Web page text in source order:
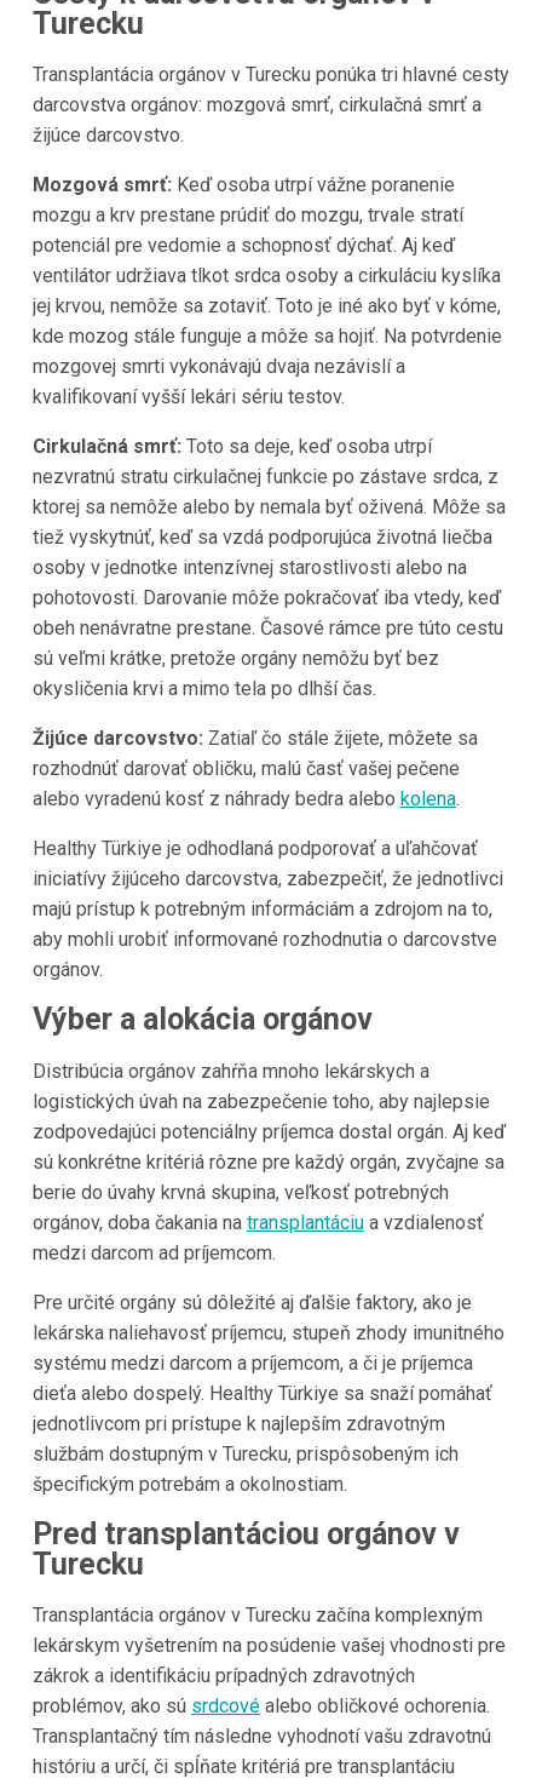
Turecku
Transplantácia orgánov v Turecku ponúka tri hlavné cesty
darcovstva orgánov: mozgová smrť, cirkulačná smrť a
žijúce darcovstvo.
Mozgová smrť: Keď osoba utrpí vážne poranenie
mozgu a krv prestane prúdiť do mozgu, trvale stratí
potenciál pre vedomie a schopnosť dýchať. Aj keď
ventilátor udržiava tlkot srdca osoby a cirkuláciu kyslíka
jej krvou, nemôže sa zotaviť. Toto je iné ako byť v kóme,
kde mozog stále funguje a môže sa hojiť. Na potvrdenie
mozgovej smrti vykonávajú dvaja nezávislí a
kvalifikovaní vyšší lekári sériu testov.
Cirkulačná smrť: Toto sa deje, keď osoba utrpí
nezvratnú stratu cirkulačnej funkcie po zástave srdca, z
ktorej sa nemôže alebo by nemala byť oživená. Môže sa
tiež vyskytnúť, keď sa vzdá podporujúca životná liečba
osoby v jednotke intenzívnej starostlivosti alebo na
pohotovosti. Darovanie môže pokračovať iba vtedy, keď
obeh nenávratne prestane. Časové rámce pre túto cestu
sú veľmi krátke, pretože orgány nemôžu byť bez
okysličenia krvi a mimo tela po dlhší čas.
Žijúce darcovstvo: Zatiaľ čo stále žijete, môžete sa
rozhodnúť darovať obličku, malú časť vašej pečene
alebo vyradenú kosť z náhrady bedra alebo kolena.
Healthy Türkiye je odhodlaná podporovať a uľahčovať
iniciatívy žijúceho darcovstva, zabezpečiť, že jednotlivci
majú prístup k potrebným informáciám a zdrojom na to,
aby mohli urobiť informované rozhodnutia o darcovstve
orgánov.
Výber a alokácia orgánov
Distribúcia orgánov zahŕňa mnoho lekárskych a
logistických úvah na zabezpečenie toho, aby najlepsie
zodpovedajúci potenciálny príjemca dostal orgán. Aj keď
sú konkrétne kritériá rôzne pre každý orgán, zvyčajne sa
berie do úvahy krvná skupina, veľkosť potrebných
orgánov, doba čakania na transplantáciua vzdialenosť
medzi darcom ad príjemcom.
Pre určité orgány sú dôležité aj ďalšie faktory, ako je
lekárska naliehavosť príjemcu, stupeň zhody imunitného
systému medzi darcom a príjemcom, a či je príjemca
dieťa alebo dospelý. Healthy Türkiye sa snaží pomáhať
jednotlivcom pri prístupe k najlepším zdravotným
službám dostupným v Turecku, prispôsobeným ich
špecifickým potrebám a okolnostiam.
Pred transplantáciou orgánov v
Turecku
Transplantácia orgánov v Turecku začína komplexným
lekárskym vyšetrením na posúdenie vašej vhodnosti pre
zákrok a identifikáciu prípadných zdravotných
problémov, ako sú srdcovéalebo obličkové ochorenia.
Transplantačný tím následne vyhodnotí vašu zdravotnú
históriu a určí, či spĺňate kritériá pre transplantáciu